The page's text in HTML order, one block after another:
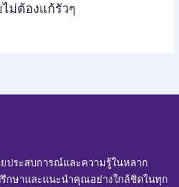
ม่ต้องแก้รัวๆ
ประสบการณ์และความรู้ในหลาก
กษาและแนะนำคุณอย่างใกล้ชิดในทุก